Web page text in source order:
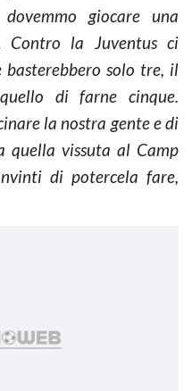
giocare una
la Juventus ci
solo tre, il
di farne cinque.
la nostra gente e di
quella vissuta al Camp
di potercela fare,